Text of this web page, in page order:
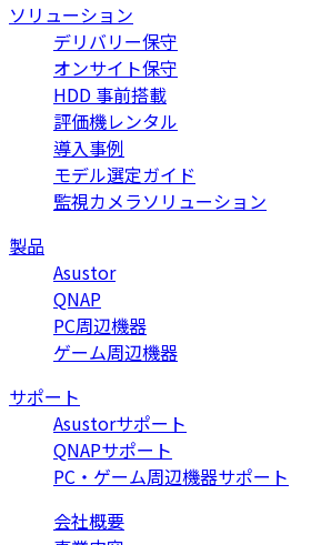
ソリューション
デリバリー保守
オンサイト保守
HDD 事前搭載
評価機レンタル
導入事例
モデル選定ガイド
監視カメラソリューション
製品
Asustor
QNAP
PC周辺機器
ゲーム周辺機器
サポート
Asustorサポート
QNAPサポート
PC・ゲーム周辺機器サポート
会社概要